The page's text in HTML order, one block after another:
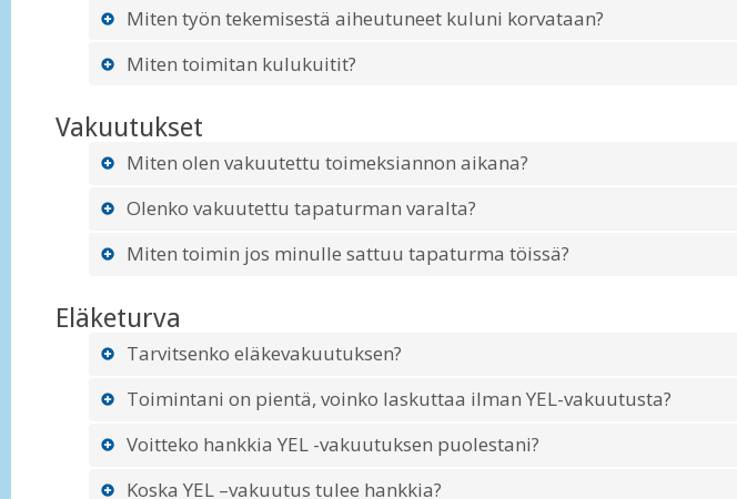
Miten työn tekemisestä aiheutuneet kuluni korvataan?
Miten toimitan kulukuitit?
Vakuutukset
Miten olen vakuutettu toimeksiannon aikana?
Olenko vakuutettu tapaturman varalta?
Miten toimin jos minulle sattuu tapaturma töissä?
Eläketurva
Tarvitsenko eläkevakuutuksen?
Toimintani on pientä, voinko laskuttaa ilman YEL-vakuutusta?
Voitteko hankkia YEL -vakuutuksen puolestani?
Koska YEL –vakuutus tulee hankkia?